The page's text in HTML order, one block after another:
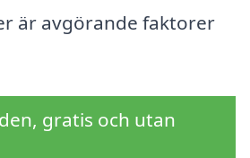
är avgörande faktorer
gratis och utan